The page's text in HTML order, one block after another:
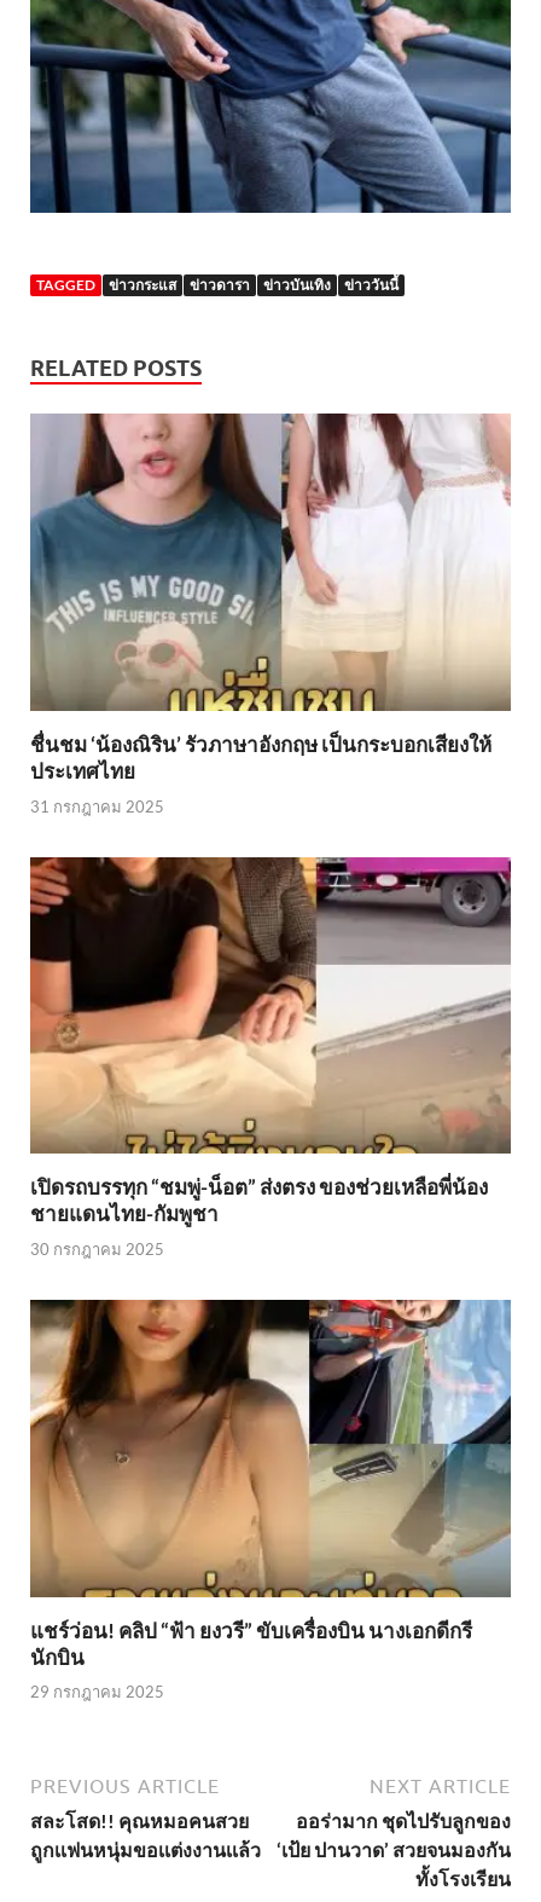
TAGGED ข่าวกระแส ข่าวดารา ข่าวบันเทิง ข่าววันนี้
RELATED POSTS
ชื่นชม ‘น้องณิริน’ รัวภาษาอังกฤษ เป็นกระบอกเสียงให้
ประเทศไทย
31 กรกฎาคม 2025
เปิดรถบรรทุก “ชมพู่-น็อต” ส่งตรง ของช่วยเหลือพี่น้อง
ชายแดนไทย-กัมพูชา
30 กรกฎาคม 2025
แชร์ว่อน! คลิป “ฟ้า ยงวรี” ขับเครื่องบิน นางเอกดีกรี
นักบิน
29 กรกฎาคม 2025
PREVIOUS ARTICLE
สละโสด!! คุณหมอคนสวย
ถูกเเฟนหนุ่มขอเเต่งงานเเล้ว
NEXT ARTICLE
ออร่ามาก ชุดไปรับลูกของ
‘เป้ย ปานวาด’ สวยจนมองกัน
ทั้งโรงเรียน